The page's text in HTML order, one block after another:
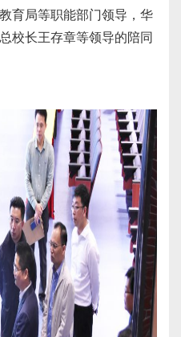
育局等职能部门领导，华
校长王存章等领导的陪同